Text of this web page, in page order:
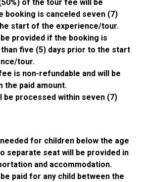
of the tour fee will be
booking is canceled seven (7)
start of the experience/tour.
provided if the booking is
five (5) days prior to the start
tour.
is non-refundable and will be
the paid amount.
be processed within seven (7)
for children below the age
separate seat will be provided in
and accommodation.
paid for any child between the